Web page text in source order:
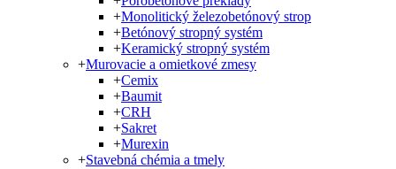
+Monolitický železobetónový strop
+Betónový stropný systém
+Keramický stropný systém
+Murovacie a omietkové zmesy
+Cemix
+Baumit
+CRH
+Sakret
+Murexin
+Stavebná chémia a tmely